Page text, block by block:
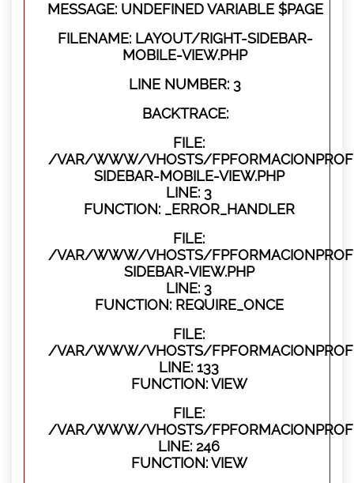
MESSAGE: UNDEFINED VARIABLE $PAGE
FILENAME: LAYOUT/RIGHT-SIDEBAR-
MOBILE-VIEW.PHP
LINE NUMBER: 3
BACKTRACE:
FILE:
/VAR/WWW/VHOSTS/
SIDEBAR-MOBILE-VIEW.PHP
LINE: 3
FUNCTION: _ERROR_HANDLER
FILE:
/VAR/WWW/VHOSTS/
SIDEBAR-VIEW.PHP
LINE: 3
FUNCTION: REQUIRE_ONCE
FILE:
/VAR/WWW/VHOSTS/
LINE: 133
FUNCTION: VIEW
FILE:
/VAR/WWW/VHOSTS/
LINE: 246
FUNCTION: VIEW